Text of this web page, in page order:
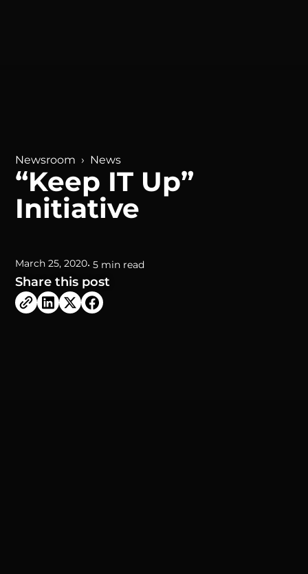
Newsroom › News
“Keep IT Up”
Initiative
March 25, 2020• 5 min read
Share this post